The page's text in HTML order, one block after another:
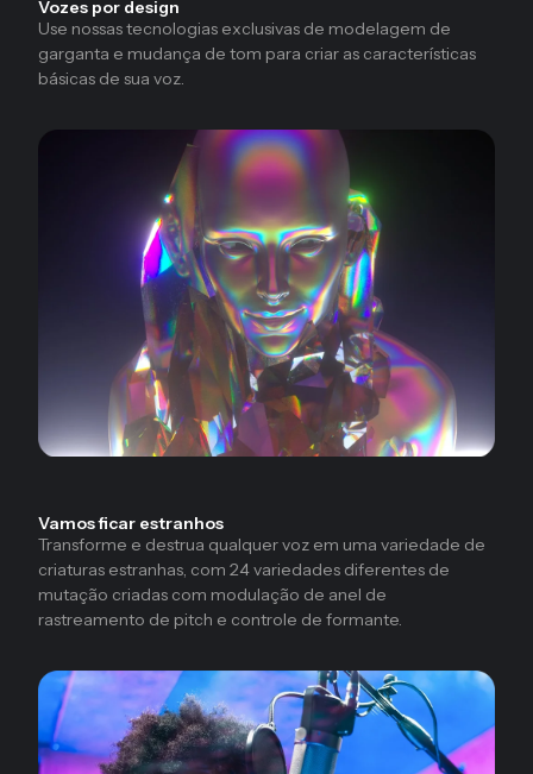
Vozes por design
Use nossas tecnologias exclusivas de modelagem de
garganta e mudança de tom para criar as características
básicas de sua voz.
Vamos ficar estranhos
Transforme e destrua qualquer voz em uma variedade de
criaturas estranhas, com 24 variedades diferentes de
mutação criadas com modulação de anel de
rastreamento de pitch e controle de formante.